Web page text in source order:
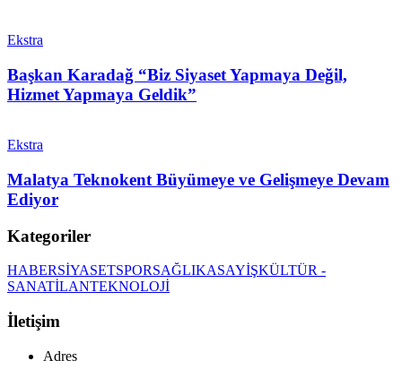
Ekstra
Başkan Karadağ “Biz Siyaset Yapmaya Değil,
Hizmet Yapmaya Geldik”
Ekstra
Malatya Teknokent Büyümeye ve Gelişmeye Devam
Ediyor
Kategoriler
HABERSİYASETSPORSAĞLIKASAYİŞKÜLTÜR -
SANATİLANTEKNOLOJİ
İletişim
Adres